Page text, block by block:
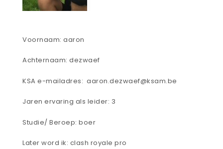
Voornaam: aaron
Achternaam: dezwaef
KSA e-mailadres: aaron.dezwaef@ksam.be
Jaren ervaring als leider: 3
Studie/ Beroep: boer
Later word ik: clash royale pro